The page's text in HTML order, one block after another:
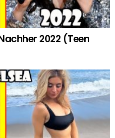
2022 (Teen